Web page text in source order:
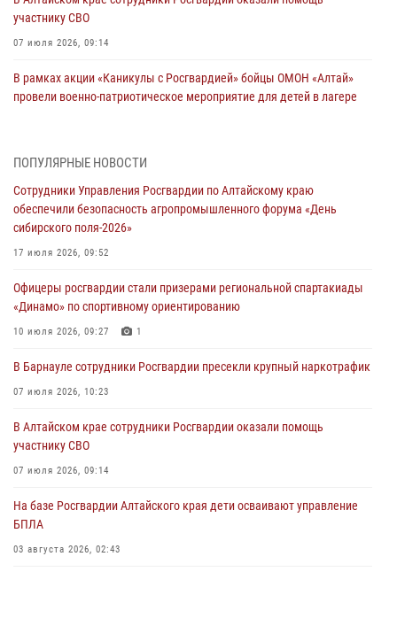
участнику СВО
07 июля 2026, 09:14
В рамках акции «Каникулы с Росгвардией» бойцы ОМОН «Алтай»
провели военно-патриотическое мероприятие для детей в лагере
акции «Коробка храбрости»
Сотрудники Росгвардии провели встречу с юными пограничниками
03 июля 2026, 04:03
Управление Росгвардии по Алтайскому краю провело для детей
02 июля 2026, 00:55
Алтайскому краю подведены итоги «прямой линии»
01 июля 2026, 07:49
ПОПУЛЯРНЫЕ НОВОСТИ
Сотрудники Управления Росгвардии по Алтайскому краю
обеспечили безопасность агропромышленного форума «День
сибирского поля-2026»
17 июля 2026, 09:52
Офицеры росгвардии стали призерами региональной спартакиады
«Динамо» по спортивному ориентированию
10 июля 2026, 09:27 1
В Барнауле сотрудники Росгвардии пресекли крупный наркотрафик
07 июля 2026, 10:23
В Алтайском крае сотрудники Росгвардии оказали помощь
участнику СВО
07 июля 2026, 09:14
На базе Росгвардии Алтайского края дети осваивают управление
БПЛА
03 августа 2026, 02:43